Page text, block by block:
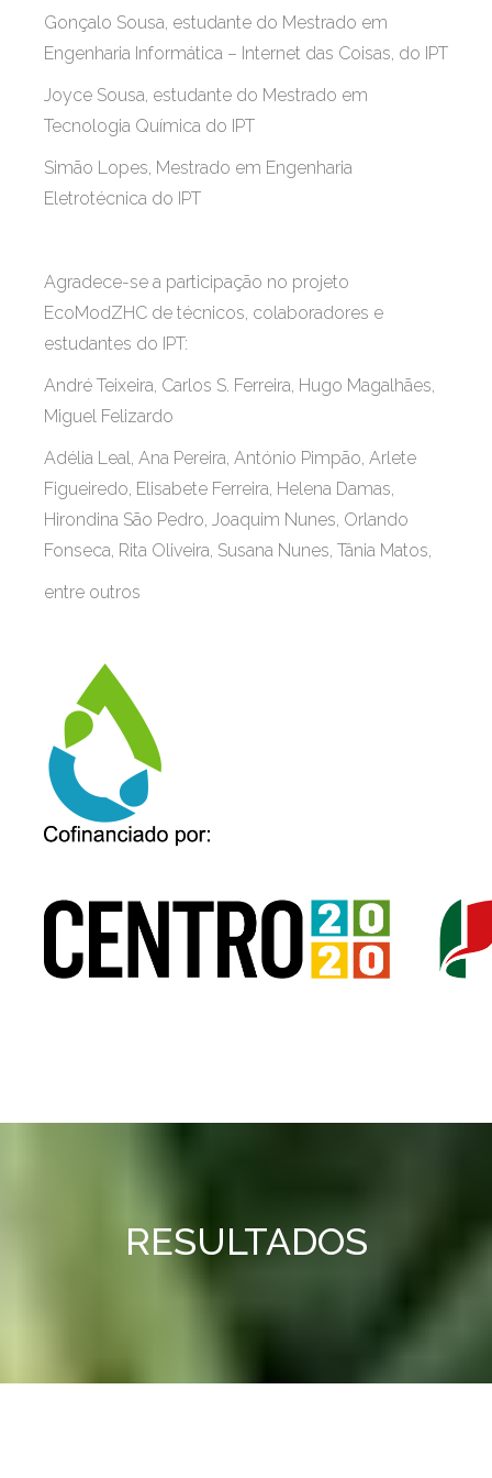
Gonçalo Sousa, estudante do Mestrado em
Engenharia Informática – Internet das Coisas, do IPT
Joyce Sousa, estudante do Mestrado em
Tecnologia Química do IPT
Simão Lopes, Mestrado em Engenharia
Eletrotécnica do IPT
Agradece-se a participação no projeto
EcoModZHC de técnicos, colaboradores e
estudantes do IPT:
André Teixeira, Carlos S. Ferreira, Hugo Magalhães,
Miguel Felizardo
Adélia Leal, Ana Pereira, António Pimpão, Arlete
Figueiredo, Elisabete Ferreira, Helena Damas,
Hirondina São Pedro, Joaquim Nunes, Orlando
Fonseca, Rita Oliveira, Susana Nunes, Tânia Matos,
entre outros
RESULTADOS